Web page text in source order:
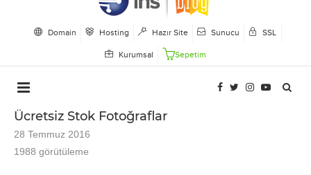
Domain Hosting Hazır Site Sunucu SSL
Kurumsal Sepetim
Ücretsiz Stok Fotoğraflar
28 Temmuz 2016
1988 görütüleme